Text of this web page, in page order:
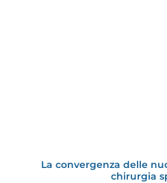
La convergenza delle
chirurgia